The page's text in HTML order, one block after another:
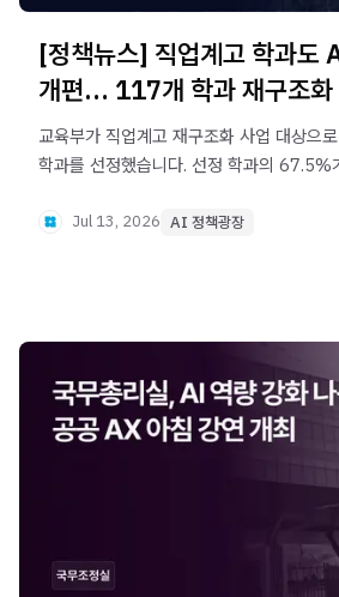
[정책뉴스] 직업계고 학과도
개편… 117개 학과 재구조화
교육부가 직업계고 재구조화 사업 대상으
학과를 선정했습니다. 선정 학과의 67.5%
분야 인재 양성을 위해 약 811억 원을 지원
Jul 13, 2026 AI 정책광장